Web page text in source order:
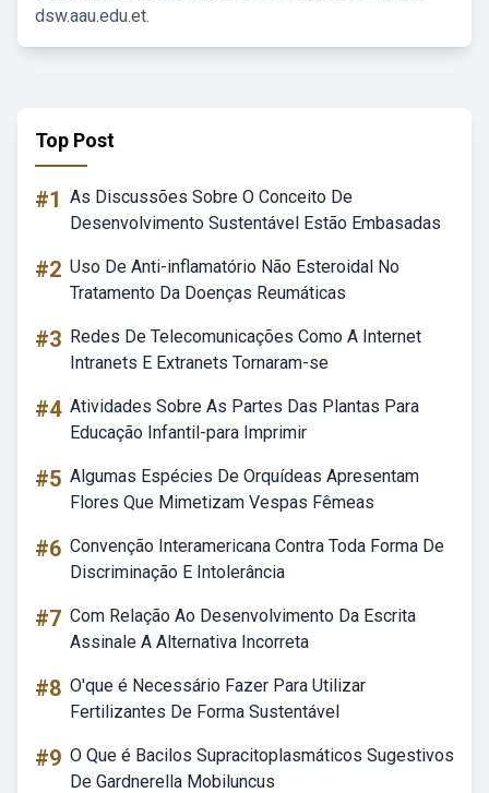
dsw.aau.edu.et.
Top Post
#1 As Discussões Sobre O Conceito De
Desenvolvimento Sustentável Estão Embasadas
#2 Uso De Anti-inflamatório Não Esteroidal No
Tratamento Da Doenças Reumáticas
#3 Redes De Telecomunicações Como A Internet
Intranets E Extranets Tornaram-se
#4 Atividades Sobre As Partes Das Plantas Para
Educação Infantil-para Imprimir
#5 Algumas Espécies De Orquídeas Apresentam
Flores Que Mimetizam Vespas Fêmeas
#6 Convenção Interamericana Contra Toda Forma De
Discriminação E Intolerância
#7 Com Relação Ao Desenvolvimento Da Escrita
Assinale A Alternativa Incorreta
#8 O'que é Necessário Fazer Para Utilizar
Fertilizantes De Forma Sustentável
#9 O Que é Bacilos Supracitoplasmáticos Sugestivos
De Gardnerella Mobiluncus